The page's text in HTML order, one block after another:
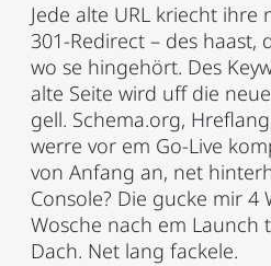
Jede alte URL kriecht ihre
301-Redirect – des haast,
wo se hingehört. Des
alte Seite wird uff die
gell. Schema.org,
werre vor em Go-Live
von Anfang an, net
Console? Die gucke mir 4
Wosche nach em Launch
Dach. Net lang fackele.